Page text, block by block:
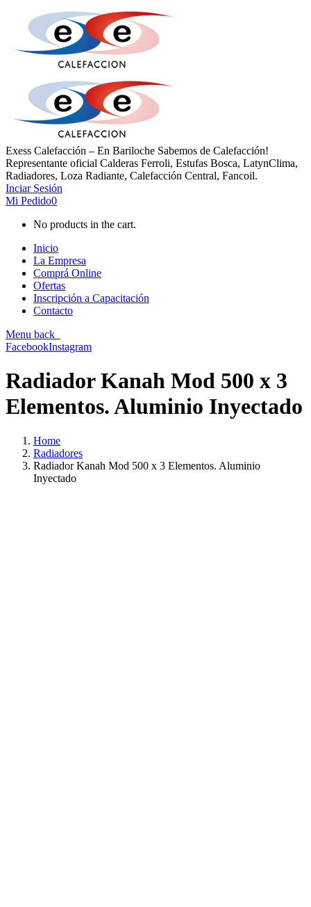
Exess Calefacción – En Bariloche Sabemos de Calefacción!
Representante oficial Calderas Ferroli, Estufas Bosca, LatynClima,
Radiadores, Loza Radiante, Calefacción Central, Fancoil.
Inciar Sesión
Mi Pedido0
No products in the cart.
Inicio
La Empresa
Comprá Online
Ofertas
Inscripción a Capacitación
Contacto
Menu back
FacebookInstagram
Radiador Kanah Mod 500 x 3
Elementos. Aluminio Inyectado
Home
Radiadores
Radiador Kanah Mod 500 x 3 Elementos. Aluminio
Inyectado